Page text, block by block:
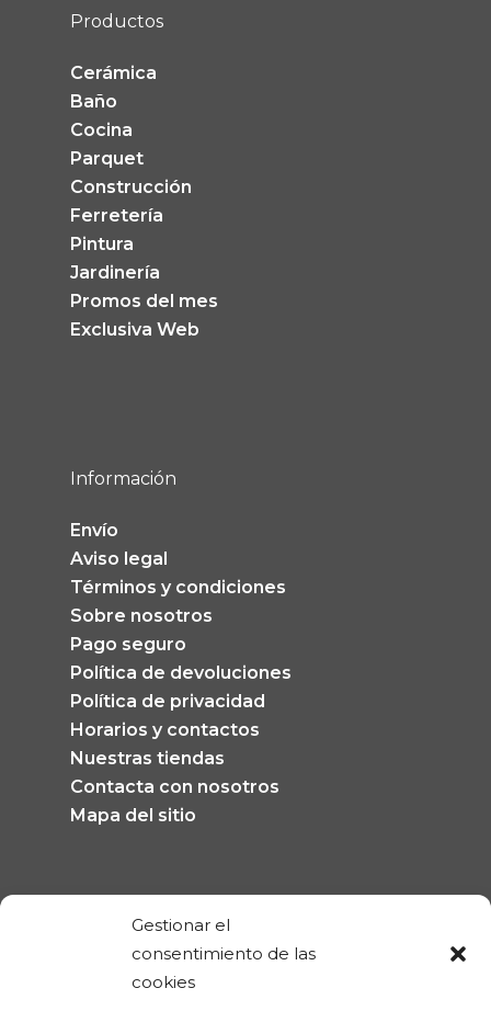
Gestionar el
consentimiento de las
cookies
Productos
Cerámica
Baño
Cocina
Parquet
Construcción
Ferretería
Pintura
Jardinería
Promos del mes
Exclusiva Web
Información
Envío
Aviso legal
Términos y condiciones
Sobre nosotros
Pago seguro
Política de devoluciones
Política de privacidad
Horarios y contactos
Nuestras tiendas
Contacta con nosotros
Mapa del sitio
Información de la tienda